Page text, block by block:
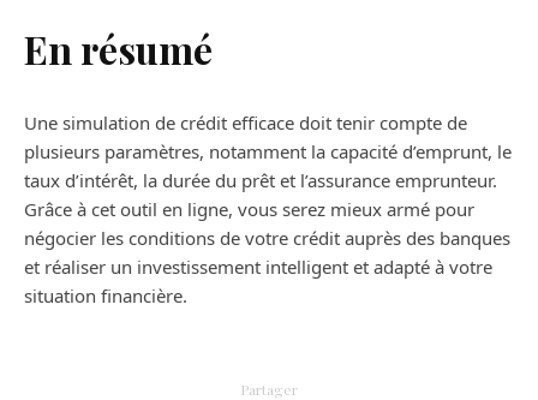
En résumé
Une simulation de crédit efficace doit tenir compte de
plusieurs paramètres, notamment la capacité d’emprunt, le
taux d’intérêt, la durée du prêt et l’assurance emprunteur.
Grâce à cet outil en ligne, vous serez mieux armé pour
négocier les conditions de votre crédit auprès des banques
et réaliser un investissement intelligent et adapté à votre
situation financière.
Partager